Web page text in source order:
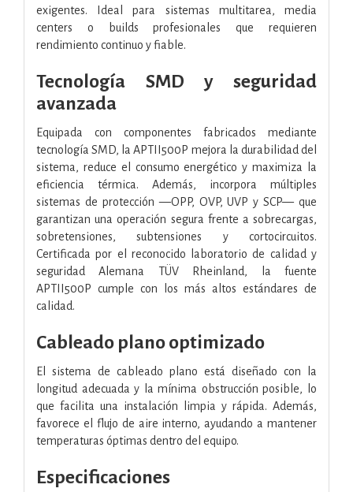
exigentes. Ideal para sistemas multitarea, media
centers o builds profesionales que requieren
rendimiento continuo y fiable.
Tecnología SMD y seguridad
avanzada
Equipada con componentes fabricados mediante
tecnología SMD, la APTII500P mejora la durabilidad del
sistema, reduce el consumo energético y maximiza la
eficiencia térmica. Además, incorpora múltiples
sistemas de protección —OPP, OVP, UVP y SCP— que
garantizan una operación segura frente a sobrecargas,
sobretensiones, subtensiones y cortocircuitos.
Certificada por el reconocido laboratorio de calidad y
seguridad Alemana TÜV Rheinland, la fuente
APTII500P cumple con los más altos estándares de
calidad.
Cableado plano optimizado
El sistema de cableado plano está diseñado con la
longitud adecuada y la mínima obstrucción posible, lo
que facilita una instalación limpia y rápida. Además,
favorece el flujo de aire interno, ayudando a mantener
temperaturas óptimas dentro del equipo.
Especificaciones